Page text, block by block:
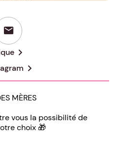
mail
chevron_right
chevron_right
MÈRES
vous la possibilité de
choix 🎁